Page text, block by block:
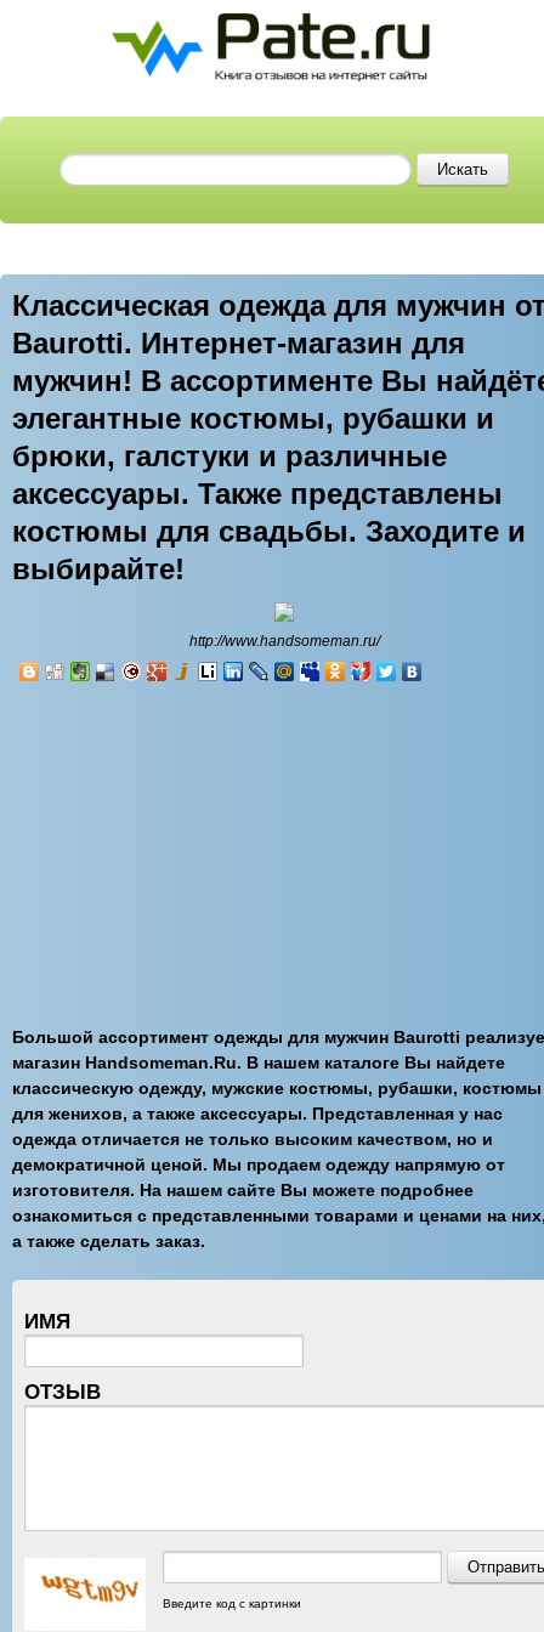
Классическая одежда для мужчин
Baurotti. Интернет-магазин для
мужчин! В ассортименте Вы
элегантные костюмы, рубашки и
брюки, галстуки и различные
аксессуары. Также представлены
костюмы для свадьбы. Заходите и
выбирайте!
http://www.handsomeman.ru/
Большой ассортимент одежды для мужчин Baurotti
магазин Handsomeman.Ru. В нашем каталоге Вы найдете
классическую одежду, мужские костюмы, рубашки, костюмы
для женихов, а также аксессуары. Представленная у нас
одежда отличается не только высоким качеством, но и
демократичной ценой. Мы продаем одежду напрямую от
изготовителя. На нашем сайте Вы можете подробнее
ознакомиться с представленными товарами и ценами на
а также сделать заказ.
ИМЯ
ОТЗЫВ
Введите код с картинки